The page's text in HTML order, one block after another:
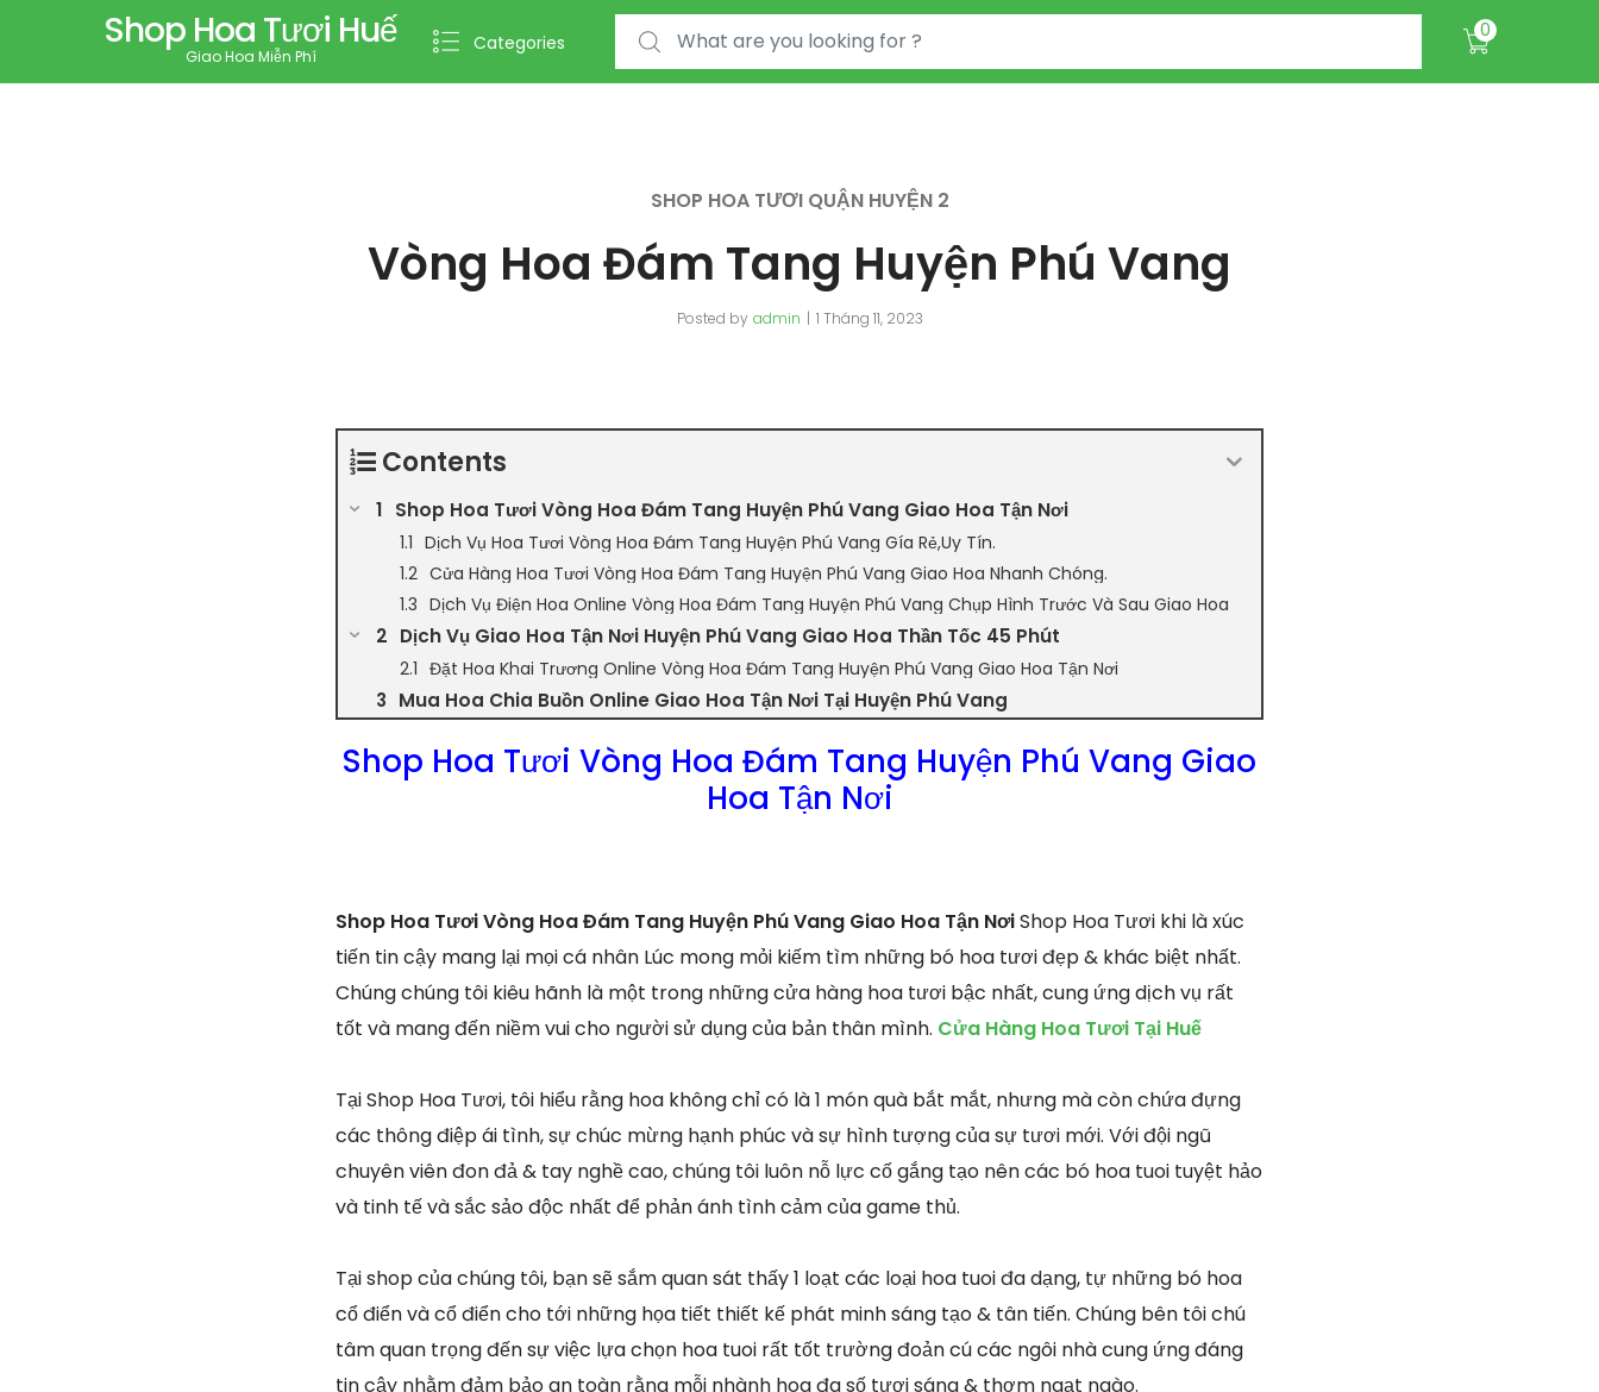
Shop Hoa Tươi Huế
Giao Hoa Miễn Phí
Categories
Search for: 0
SHOP HOA TƯƠI QUẬN HUYỆN 2
Vòng Hoa Đám Tang Huyện Phú Vang
Posted by admin 1 Tháng 11, 2023
Contents
Shop Hoa Tươi Vòng Hoa Đám Tang Huyện Phú Vang Giao Hoa Tận Nơi
Dịch Vụ Hoa Tươi Vòng Hoa Đám Tang Huyện Phú Vang Gía Rẻ,Uy Tín.
Cửa Hàng Hoa Tươi Vòng Hoa Đám Tang Huyện Phú Vang Giao Hoa Nhanh Chóng.
Dịch Vụ Điện Hoa Online Vòng Hoa Đám Tang Huyện Phú Vang Chụp Hình Trước Và Sau Giao Hoa
Dịch Vụ Giao Hoa Tận Nơi Huyện Phú Vang Giao Hoa Thần Tốc 45 Phút
Đặt Hoa Khai Trương Online Vòng Hoa Đám Tang Huyện Phú Vang Giao Hoa Tận Nơi
Mua Hoa Chia Buồn Online Giao Hoa Tận Nơi Tại Huyện Phú Vang
Shop Hoa Tươi Vòng Hoa Đám Tang Huyện Phú Vang Giao
Hoa Tận Nơi
Shop Hoa Tươi Vòng Hoa Đám Tang Huyện Phú Vang Giao Hoa Tận NơiShop Hoa Tươi khi là xúc
tiến tin cậy mang lại mọi cá nhân Lúc mong mỏi kiếm tìm những bó hoa tươi đẹp & khác biệt nhất.
Chúng chúng tôi kiêu hãnh là một trong những cửa hàng hoa tươi bậc nhất, cung ứng dịch vụ rất
tốt và mang đến niềm vui cho người sử dụng của bản thân mình. Cửa Hàng Hoa Tươi Tại Huế
Tại Shop Hoa Tươi, tôi hiểu rằng hoa không chỉ có là 1 món quà bắt mắt, nhưng mà còn chứa đựng
các thông điệp ái tình, sự chúc mừng hạnh phúc và sự hình tượng của sự tươi mới. Với đội ngũ
chuyên viên đon đả & tay nghề cao, chúng tôi luôn nỗ lực cố gắng tạo nên các bó hoa tuoi tuyệt hảo
và tinh tế và sắc sảo độc nhất để phản ánh tình cảm của game thủ.
Tại shop của chúng tôi, bạn sẽ sắm quan sát thấy 1 loạt các loại hoa tuoi đa dạng, tự những bó hoa
cổ điển và cổ điển cho tới những họa tiết thiết kế phát minh sáng tạo & tân tiến. Chúng bên tôi chú
tâm quan trọng đến sự việc lựa chọn hoa tuoi rất tốt trường đoản cú các ngôi nhà cung ứng đáng
tin cậy nhằm đảm bảo an toàn rằng mỗi nhành hoa đa số tươi sáng & thơm ngạt ngào.